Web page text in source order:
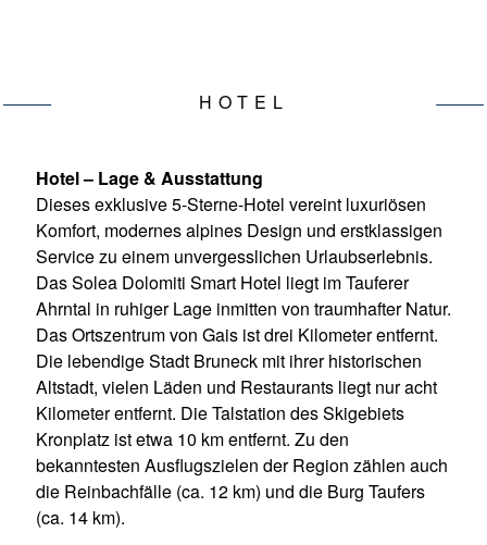
HOTEL
Hotel – Lage & Ausstattung
Dieses exklusive 5-Sterne-Hotel vereint luxuriösen
Komfort, modernes alpines Design und erstklassigen
Service zu einem unvergesslichen Urlaubserlebnis.
Das Solea Dolomiti Smart Hotel liegt im Tauferer
Ahrntal in ruhiger Lage inmitten von traumhafter Natur.
Das Ortszentrum von Gais ist drei Kilometer entfernt.
Die lebendige Stadt Bruneck mit ihrer historischen
Altstadt, vielen Läden und Restaurants liegt nur acht
Kilometer entfernt. Die Talstation des Skigebiets
Kronplatz ist etwa 10 km entfernt. Zu den
bekanntesten Ausflugszielen der Region zählen auch
die Reinbachfälle (ca. 12 km) und die Burg Taufers
(ca. 14 km).